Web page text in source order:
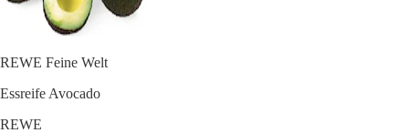
REWE Feine Welt
Essreife Avocado
REWE